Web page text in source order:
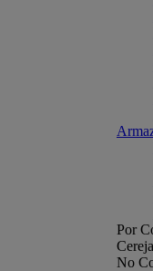
Por
Cereja
No